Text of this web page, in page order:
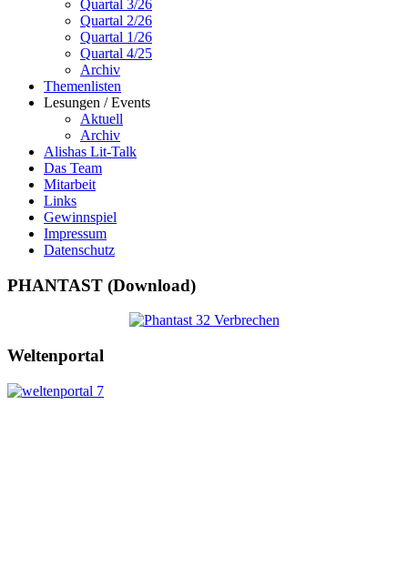
Quartal 3/26
Quartal 2/26
Quartal 1/26
Quartal 4/25
Archiv
Themenlisten
Lesungen / Events
Aktuell
Archiv
Alishas Lit-Talk
Das Team
Mitarbeit
Links
Gewinnspiel
Impressum
Datenschutz
PHANTAST (Download)
Weltenportal